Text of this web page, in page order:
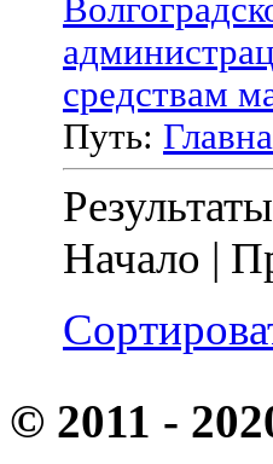
средствам
Путь:
Начало |
© 2011 -